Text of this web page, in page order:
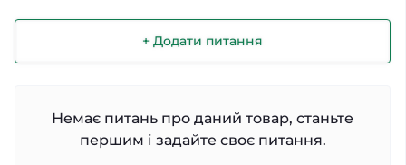
+ Додати питання
Немає питань про даний товар, станьте
першим і задайте своє питання.